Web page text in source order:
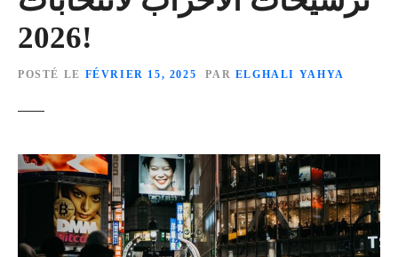
2026!
POSTÉ LE FÉVRIER 15, 2025 PAR ELGHALI YAHYA